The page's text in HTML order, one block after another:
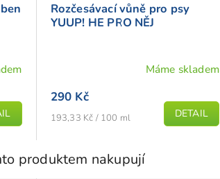
Rozčesávací vůně pro psy
YUUP! HE PRO NĚJ
Máme skladem
290 Kč
Měrná
193,33 Kč / 100 ml DETAIL
produktem nakupují